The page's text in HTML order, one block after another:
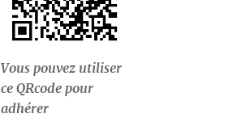
Vous pouvez utiliser
ce QRcode pour
adhérer